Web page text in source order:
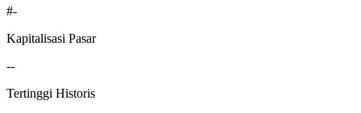
#-
Kapitalisasi Pasar
--
Tertinggi Historis